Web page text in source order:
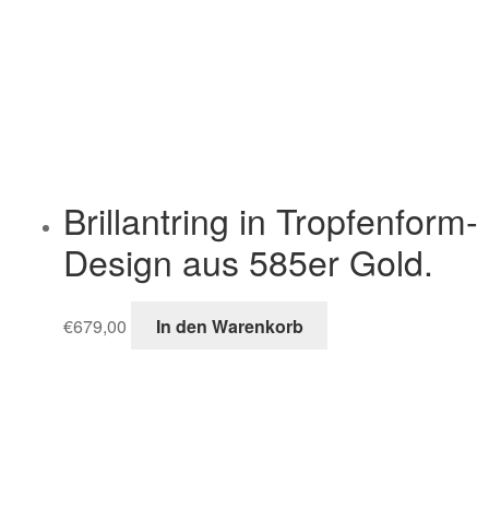
Brillantring in Tropfenform-
Design aus 585er Gold.
€679,00 In den Warenkorb